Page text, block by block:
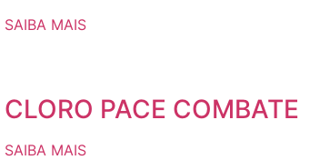
SAIBA MAIS
CLORO PACE COMBATE
SAIBA MAIS